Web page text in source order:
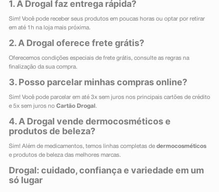
1. A Drogal faz entrega rápida?
Sim! Você pode receber seus produtos em poucas horas ou optar por retirar
em até 1h na loja mais próxima.
2. A Drogal oferece frete grátis?
Oferecemos condições especiais de frete grátis, consulte as regras na
finalização da sua compra.
3. Posso parcelar minhas compras online?
Sim! Você pode parcelar em até 3x sem juros nos principais cartões de crédito
e 5x sem juros no Cartão Drogal .
4. A Drogal vende dermocosméticos e
produtos de beleza?
Sim! Além de medicamentos, temos linhas completas de dermocosméticos
e produtos de beleza das melhores marcas.
Drogal: cuidado, confiança e variedade em um
só lugar